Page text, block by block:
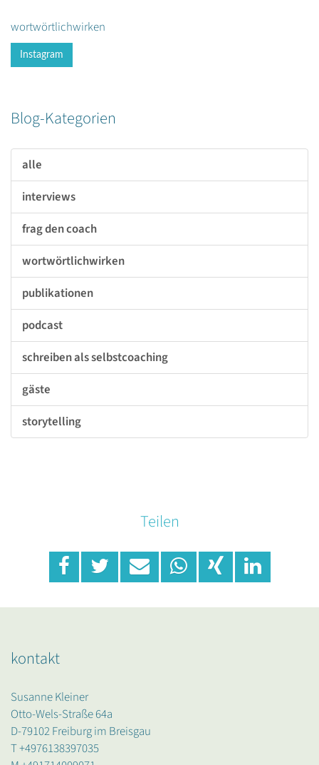
wortwörtlichwirken
Instagram
Blog-Kategorien
alle
interviews
frag den coach
wortwörtlichwirken
publikationen
podcast
schreiben als selbstcoaching
gäste
storytelling
Teilen
kontakt
Susanne Kleiner
Otto-Wels-Straße 64a
D-79102 Freiburg im Breisgau
T +4976138397035